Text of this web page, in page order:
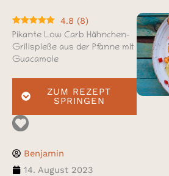
4.8 (8)
Pikante Low Carb Hähnchen-
Grillspieße aus der Pfanne mit
Guacamole
ZUM REZEPT
SPRINGEN
Benjamin
14. August 2023